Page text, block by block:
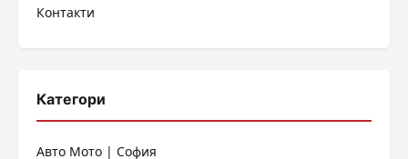
Контакти
Категори
Авто Мото | София